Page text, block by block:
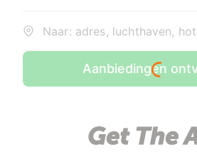
Naar: adres, luchthaven,
Aanbiedingen